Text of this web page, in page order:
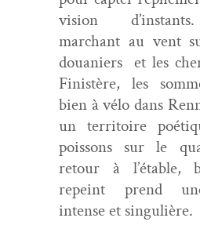
vi­sion
marchant au vent
douaniers et les
Fin­istère, les
bien à vélo dans
un ter­ri­toire
pois­sons sur le
retour à l’étable,
repeint prend
intense et singulière.